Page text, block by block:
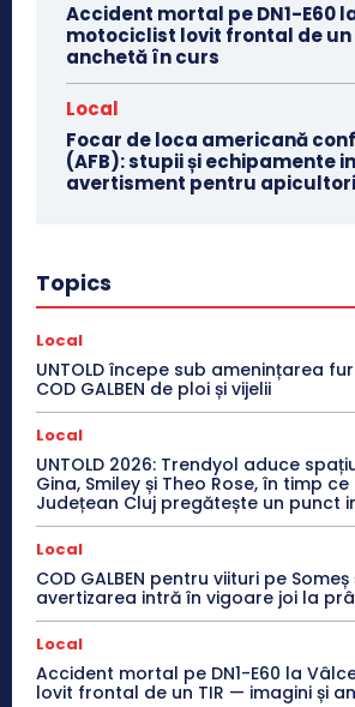
Accident mortal pe DN1-E60
motociclist lovit frontal de un
anchetă în curs
Local
Focar de loca americană
(AFB): stupii și echipamente
avertisment pentru apicultori
Topics
Local
UNTOLD începe sub amenințarea
COD GALBEN de ploi și vijelii
Local
UNTOLD 2026: Trendyol aduce
Gina, Smiley și Theo Rose, în timp
Județean Cluj pregătește un punct
Local
COD GALBEN pentru viituri pe
avertizarea intră în vigoare joi la
Local
Accident mortal pe DN1-E60 la
lovit frontal de un TIR — imagini și